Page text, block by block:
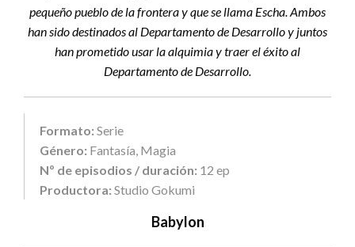
pequeño pueblo de la frontera y que se llama Escha. Ambos
han sido destinados al Departamento de Desarrollo y juntos
han prometido usar la alquimia y traer el éxito al
Departamento de Desarrollo.
Formato: Serie
Género: Fantasía, Magia
Nº de episodios / duración: 12 ep
Productora: Studio Gokumi
Babylon